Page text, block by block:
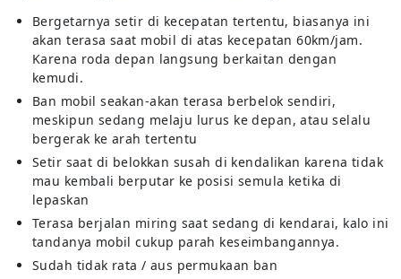
Bergetarnya setir di kecepatan tertentu, biasanya ini
akan terasa saat mobil di atas kecepatan 60km/jam.
Karena roda depan langsung berkaitan dengan
kemudi.
Ban mobil seakan-akan terasa berbelok sendiri,
meskipun sedang melaju lurus ke depan, atau selalu
bergerak ke arah tertentu
Setir saat di belokkan susah di kendalikan karena tidak
mau kembali berputar ke posisi semula ketika di
lepaskan
Terasa berjalan miring saat sedang di kendarai, kalo ini
tandanya mobil cukup parah keseimbangannya.
Sudah tidak rata / aus permukaan ban